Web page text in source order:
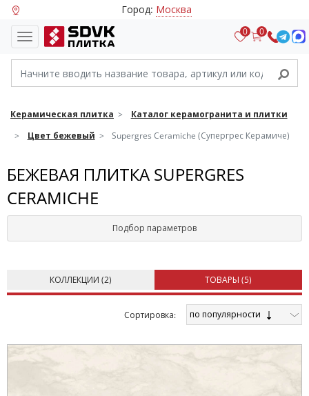
Город: Москва
0 0
Керамическая плитка
Каталог керамогранита и плитки
Цвет бежевый
Supergres Ceramiche (Супергрес Керамиче)
БЕЖЕВАЯ ПЛИТКА SUPERGRES
CERAMICHE
Подбор параметров
КОЛЛЕКЦИИ (2) ТОВАРЫ (5)
Cортировка: по популярности